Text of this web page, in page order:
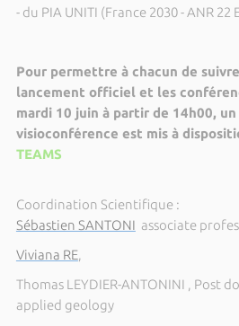
- du PIA UNITI (France 2030 - ANR 22
Pour permettre à chacun de
lancement officiel et les
mardi 10 juin à partir de 14h00,
visioconférence est mis à
TEAMS
Coordination Scientifique :
Sébastien SANTONI associate
Viviana RE,
Thomas LEYDIER-ANTONINI , Post
applied geology